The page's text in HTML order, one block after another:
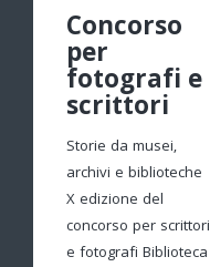
Concorso
per
fotografi e
scrittori
Storie da musei,
archivi e biblioteche
X edizione del
concorso per scrittori
e fotografi Biblioteca